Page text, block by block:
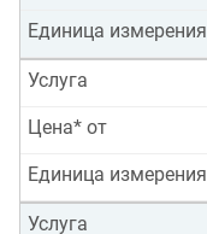
Единица измерения
Услуга
Цена* от
Единица измерения
Услуга